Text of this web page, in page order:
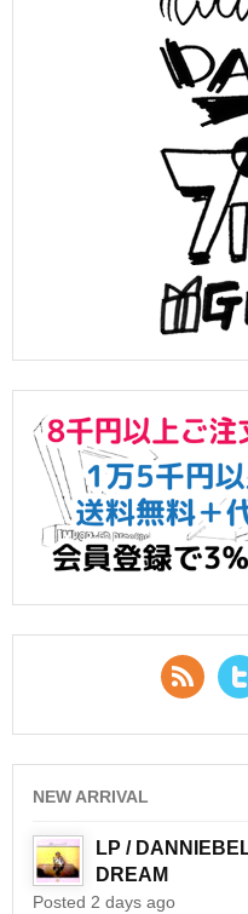
NEW ARRIVAL
LP /
DREAM
Posted 2 days ago